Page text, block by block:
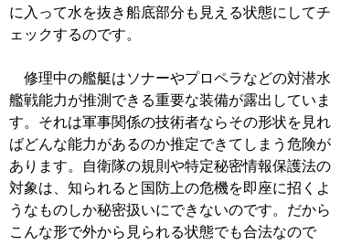
に入って水を抜き船底部分も見える状態にしてチ
ェックするのです。
修理中の艦艇はソナーやプロペラなどの対潜水
艦戦能力が推測できる重要な装備が露出していま
す。それは軍事関係の技術者ならその形状を見れ
ばどんな能力があるのか推定できてしまう危険が
あります。自衛隊の規則や特定秘密情報保護法の
対象は、知られると国防上の危機を即座に招くよ
うなものしか秘密扱いにできないのです。だから
こんな形で外から見られる状態でも合法なので